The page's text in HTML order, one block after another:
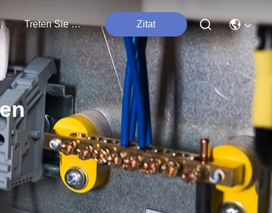
Treten Sie Mit Uns In Verbindung Zitat